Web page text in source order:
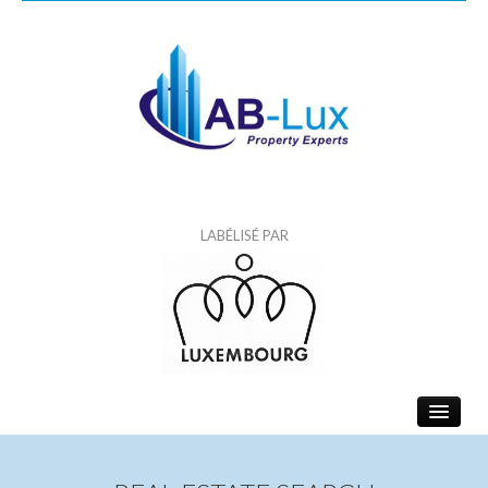
LABÉLISÉ PAR